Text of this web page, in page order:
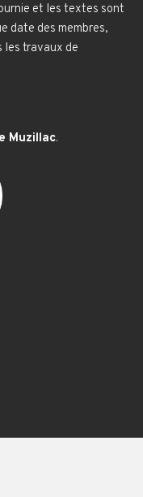
et les textes sont
date des membres,
les travaux de
Muzillac.